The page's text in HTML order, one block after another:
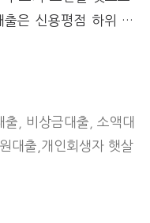
출은 신용평점 하위 …
출 비상금대출
소액대
대출,개인회생자 햇살